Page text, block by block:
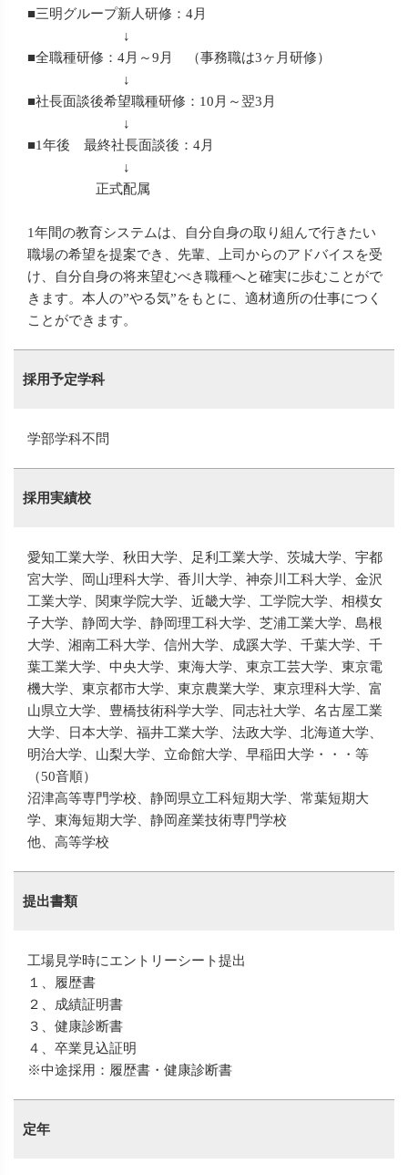
■三明グループ新人研修：4月
↓
■全職種研修：4月～9月 （事務職は3ヶ月研修）
↓
■社長面談後希望職種研修：10月～翌3月
↓
■1年後 最終社長面談後：4月
↓
正式配属
1年間の教育システムは、自分自身の取り組んで行きたい
職場の希望を提案でき、先輩、上司からのアドバイスを受
け、自分自身の将来望むべき職種へと確実に歩むことがで
きます。本人の”やる気”をもとに、適材適所の仕事につく
ことができます。
採用予定学科
学部学科不問
採用実績校
愛知工業大学、秋田大学、足利工業大学、茨城大学、宇都
宮大学、岡山理科大学、香川大学、神奈川工科大学、金沢
工業大学、関東学院大学、近畿大学、工学院大学、相模女
子大学、静岡大学、静岡理工科大学、芝浦工業大学、島根
大学、湘南工科大学、信州大学、成蹊大学、千葉大学、千
葉工業大学、中央大学、東海大学、東京工芸大学、東京電
機大学、東京都市大学、東京農業大学、東京理科大学、富
山県立大学、豊橋技術科学大学、同志社大学、名古屋工業
大学、日本大学、福井工業大学、法政大学、北海道大学、
明治大学、山梨大学、立命館大学、早稲田大学・・・等
（50音順）
沼津高等専門学校、静岡県立工科短期大学、常葉短期大
学、東海短期大学、静岡産業技術専門学校
他、高等学校
提出書類
工場見学時にエントリーシート提出
１、履歴書
２、成績証明書
３、健康診断書
４、卒業見込証明
※中途採用：履歴書・健康診断書
定年